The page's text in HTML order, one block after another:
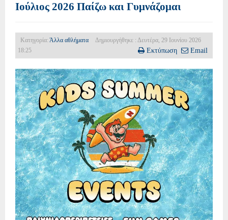
Ιούλιος 2026 Παίζω και Γυμνάζομαι
Κατηγορία: Άλλα αθλήματα
Δημιουργήθηκε : Δευτέρα, 29 Ιουνίου 2026
18:25
Εκτύπωση Email